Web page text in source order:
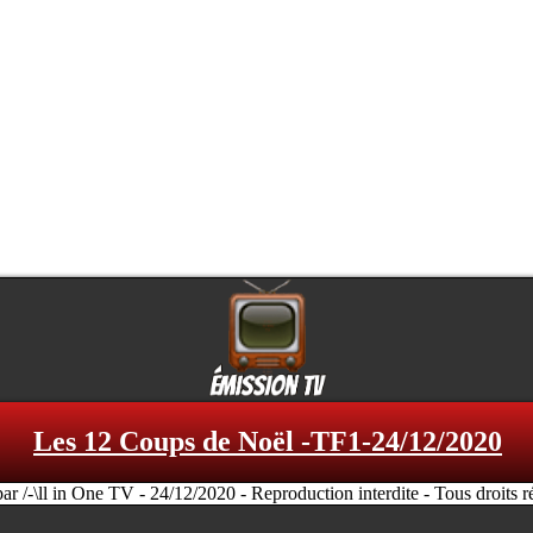
Les 12 Coups de Noël -TF1-24/12/2020
/-\ll in One TV - 24/12/2020 - Reproduction interdite - Tous droits